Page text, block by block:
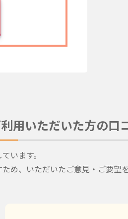
用いただいた方の口
います。
め、いただいたご意見・ご要望